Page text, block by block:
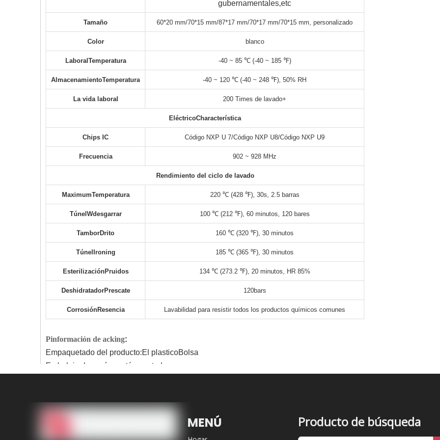
gubernamentales,etc
Tamaño 60*20 mm/70*15 mm/87*17 mm/70*17 mm/70*15 mm, personalizado
Color blanco
Laboral Temperatura -40 ~ 85 ℃ (-40 ~ 185 ℉)
AlmacenamientoTemperatura -40 ~ 120 ℃ (-40 ~ 248 ℉), 50% RH
La vida laboral 200 Times de lavado+
EléctricoCharacterística
Chips IC Código NXP U 7/Código NXP U8/Código NXP U9
Frecuencia 902 ~ 928 MHz
Rendimiento del ciclo de lavado
MaximumTemperatura 220 ℃ (428 ℉), 30s, 2.5 barras
Túnel Wdesgarrar 100 ℃ (212 ℉), 60 minutos, 120 bares
TamborDrito 160 ℃ (320 ℉), 30 minutos
Túnel roning 185 ℃ (365 ℉), 30 minutos
EsterilizaciónPruidos 134 ℃ (273.2 ℉), 20 minutos, HR 85%
DeshidratadorPrescate 120bars
CorrosiónResencia Lavabilidad para resistir todos los productos químicos comunes
Pinformación de acking:
Empaquetado del producto:El plasticoBolsa
Embalaje de envío: cartón neutral
1000pcs/bolsa
MENÚ Producto de búsqueda